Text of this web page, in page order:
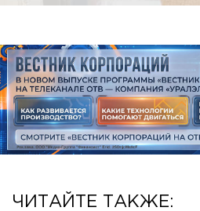
ЧИТАЙТЕ ТАКЖЕ: